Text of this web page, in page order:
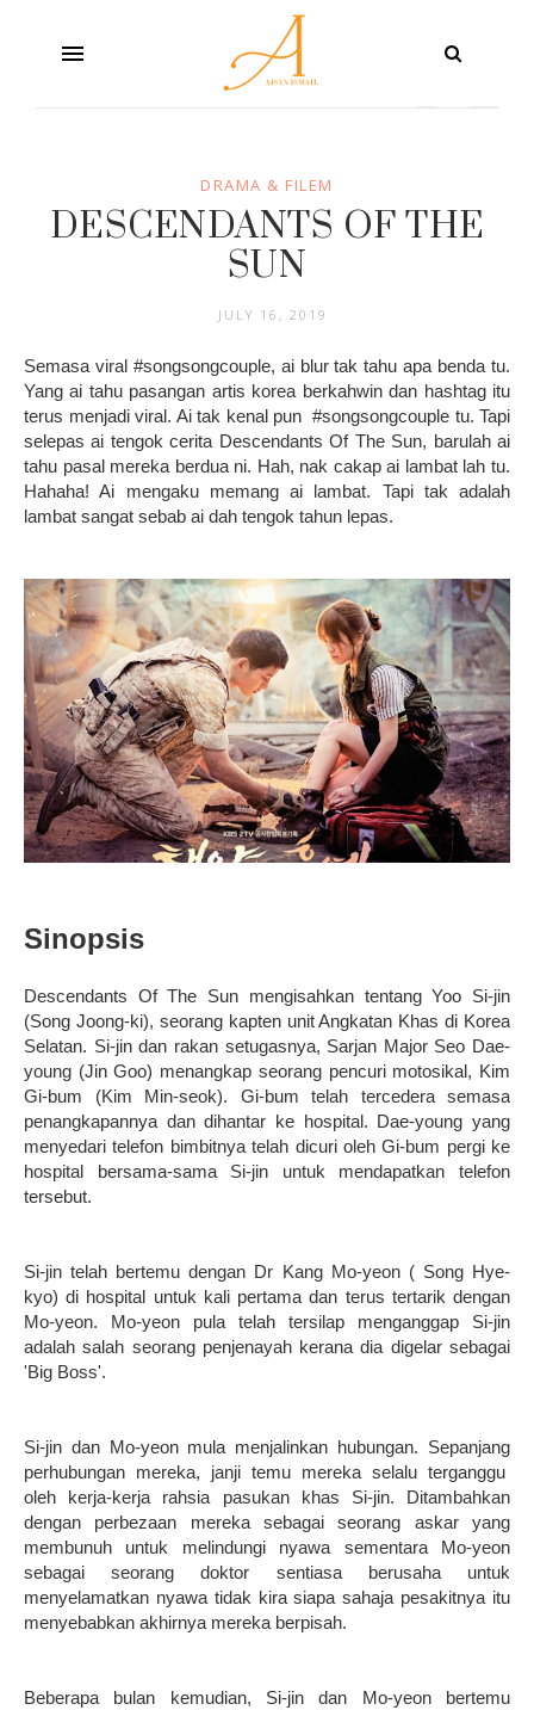
DRAMA & FILEM
DESCENDANTS OF THE
SUN
JULY 16, 2019
Semasa viral #songsongcouple, ai blur tak tahu apa benda tu.
Yang ai tahu pasangan artis korea berkahwin dan hashtag itu
terus menjadi viral. Ai tak kenal pun #songsongcouple tu. Tapi
selepas ai tengok cerita Descendants Of The Sun, barulah ai
tahu pasal mereka berdua ni. Hah, nak cakap ai lambat lah tu.
Hahaha! Ai mengaku memang ai lambat. Tapi tak adalah
lambat sangat sebab ai dah tengok tahun lepas.
Sinopsis
Descendants Of The Sun mengisahkan tentang Yoo Si-jin
(Song Joong-ki), seorang kapten unit Angkatan Khas di Korea
Selatan. Si-jin dan rakan setugasnya, Sarjan Major Seo Dae-
young (Jin Goo) menangkap seorang pencuri motosikal, Kim
Gi-bum (Kim Min-seok). Gi-bum telah tercedera semasa
penangkapannya dan dihantar ke hospital. Dae-young yang
menyedari telefon bimbitnya telah dicuri oleh Gi-bum pergi ke
hospital bersama-sama Si-jin untuk mendapatkan telefon
tersebut.
Si-jin telah bertemu dengan Dr Kang Mo-yeon ( Song Hye-
kyo) di hospital untuk kali pertama dan terus tertarik dengan
Mo-yeon. Mo-yeon pula telah tersilap menganggap Si-jin
adalah salah seorang penjenayah kerana dia digelar sebagai
'Big Boss'.
Si-jin dan Mo-yeon mula menjalinkan hubungan. Sepanjang
perhubungan mereka, janji temu mereka selalu terganggu
oleh kerja-kerja rahsia pasukan khas Si-jin. Ditambahkan
dengan perbezaan mereka sebagai seorang askar yang
membunuh untuk melindungi nyawa sementara Mo-yeon
sebagai seorang doktor sentiasa berusaha untuk
menyelamatkan nyawa tidak kira siapa sahaja pesakitnya itu
menyebabkan akhirnya mereka berpisah.
Beberapa bulan kemudian, Si-jin dan Mo-yeon bertemu